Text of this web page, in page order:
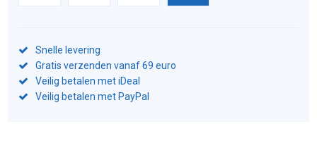
Snelle levering
Gratis verzenden vanaf 69 euro
Veilig betalen met iDeal
Veilig betalen met PayPal